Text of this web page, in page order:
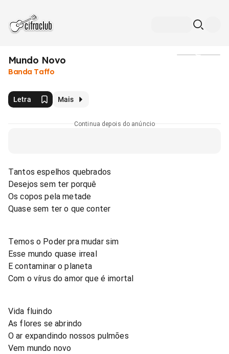
Mundo Novo
Banda Taffo
Letra Mais
Continua depois do anúncio
Tantos espelhos quebrados
Desejos sem ter porquê
Os copos pela metade
Quase sem ter o que conter
Temos o Poder pra mudar sim
Esse mundo quase irreal
E contaminar o planeta
Com o vírus do amor que é imortal
Vida fluindo
As flores se abrindo
O ar expandindo nossos pulmões
Vem mundo novo